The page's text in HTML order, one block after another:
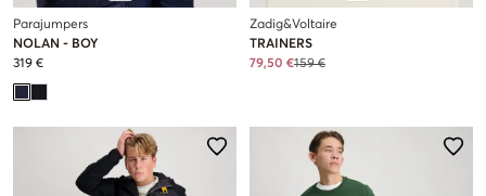
Parajumpers
NOLAN - BOY
319 €
Zadig&Voltaire
TRAINERS
79,50 €159 €